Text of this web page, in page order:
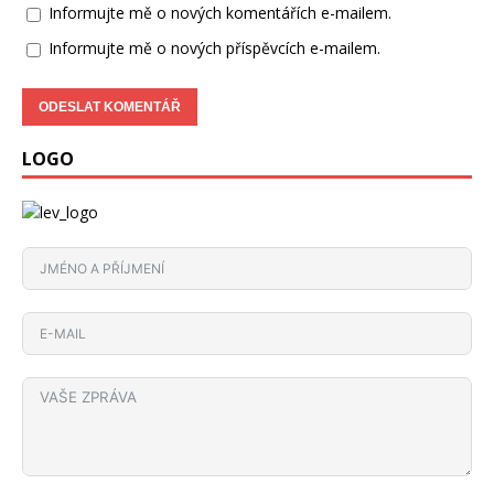
Informujte mě o nových komentářích e-mailem.
Informujte mě o nových příspěvcích e-mailem.
LOGO